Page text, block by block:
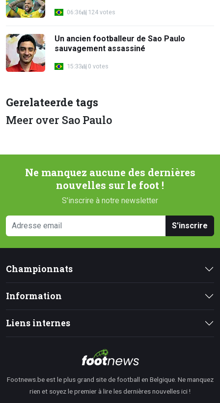
06:36 124 votes
Un ancien footballeur de Sao Paulo
sauvagement assassiné
15:33 0 votes
Gerelateerde tags
Meer over Sao Paulo
Ne manquez aucune des dernières
nouvelles sur le foot !
S'inscrire à notre newsletter
S'inscrire
Championnats
Information
Liens internes
Footnews.be est le plus grand site de football en Belgique. Ne manquez
rien et soyez le premier à lire les dernières nouvelles ici !